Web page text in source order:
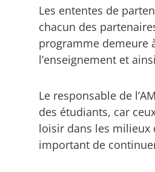
Les ententes de
chacun des
programme demeure
l’enseignement et
Le responsable de
des étudiants, car
loisir dans les milieux
important de